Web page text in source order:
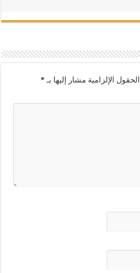
الحقول الإلزامية مشار إليها بـ *